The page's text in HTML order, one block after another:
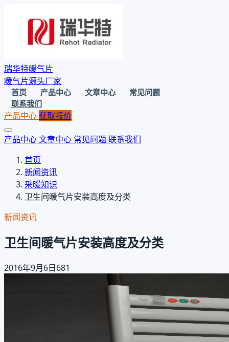
瑞华特暖气片
暖气片源头厂家
首页 产品中心 文章中心
常见问题
联系我们
产品中心获取报价
产品中心文章中心 常见问题联系我们
首页
新闻资讯
采暖知识
卫生间暖气片安装高度及分类
新闻资讯
卫生间暖气片安装高度及分类
2016年9月6日681